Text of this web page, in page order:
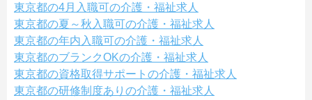
東京都の4月入職可の介護・福祉求人
東京都の夏～秋入職可の介護・福祉求人
東京都の年内入職可の介護・福祉求人
東京都のブランクOKの介護・福祉求人
東京都の資格取得サポートの介護・福祉求人
東京都の研修制度ありの介護・福祉求人